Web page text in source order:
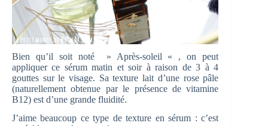
Bien qu’il soit noté » Après-soleil « , on peut
appliquer ce sérum matin et soir à raison de 3 à 4
gouttes sur le visage. Sa texture lait d’une rose pâle
(naturellement obtenue par le présence de vitamine
B12) est d’une grande fluidité.
J’aime beaucoup ce type de texture en sérum : c’est